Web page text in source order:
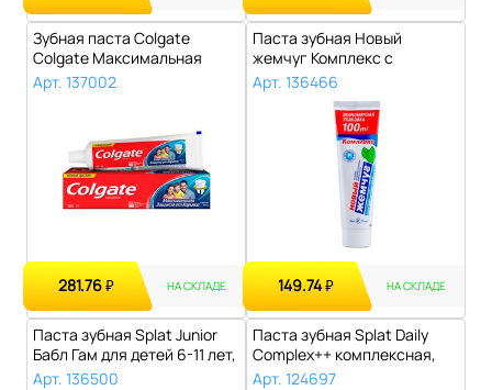
Зубная паста Colgate
Colgate Максимальная
защита от кар..
Арт. 137002
281.76₽ НА СКЛАДЕ
Паста зубная Новый
жемчуг Комплекс с
сильным ароматом м..
Арт. 136466
149.74₽ НА СКЛАДЕ
Паста зубная Splat Junior
Бабл Гам для детей 6-11 лет,
..
Арт. 136500
Паста зубная Splat Daily
Complex++ комплексная,
100 г..
Арт. 124697